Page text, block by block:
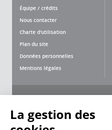
Équipe / crédits
Nous contacter
Charte d'utilisation
Plan du site
Données personnelles
Mentions légales
La gestion des